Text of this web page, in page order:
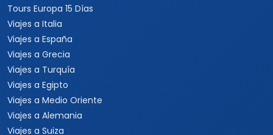
Tours Europa 15 Días
Viajes a Italia
Viajes a España
Viajes a Grecia
Viajes a Turquía
Viajes a Egipto
Viajes a Medio Oriente
Viajes a Alemania
Viajes a Suiza